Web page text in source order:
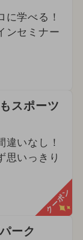
に学べる！
ンセミナー
スポーツ
違いなし！
思いっきり
クーポン
ーク